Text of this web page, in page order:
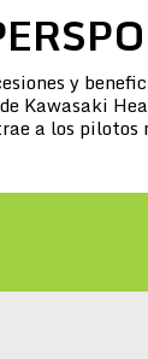
y
Kawasaki
a los pilotos